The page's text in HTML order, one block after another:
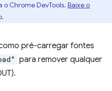
o Chrome DevTools. Baixe o
pré-carregar fontes
para remover qualquer